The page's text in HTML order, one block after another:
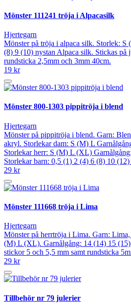
Mönster 111241 tröja i Alpacasilk
Hjertegarn
Mönster på tröja i alpaca silk. Storlek:
(8) 9 (10) nystan Alpaca silk. Stickas på
rundsticka 2,5mm och 3mm 40cm.
19 kr
Mönster 800-1303 pippitröja i blend
Hjertegarn
Mönster på pippitröja i blend. Garn:
akryl. Storlekar dam: S (M) L
Storlekar herr: S (M) L (XL)
Storlekar barn: 0,5 (1) 2 (4) 6 (8) 10
29 kr
Mönster 111668 tröja i Lima
Hjertegarn
Mönster på herrtröja i Lima. Garn:
(M) L (XL). Garnålgång: 14 (14) 15 (15)
stickor 5 och 5,5 mm samt rundsticka
29 kr
Tillbehör nr 79 julerier